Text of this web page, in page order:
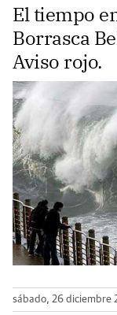
El tiempo
Borrasca
Aviso rojo.
sábado, 26